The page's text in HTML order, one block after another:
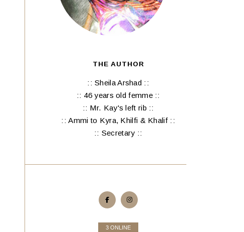
THE AUTHOR
:: Sheila Arshad ::
:: 46 years old femme ::
:: Mr. Kay's left rib ::
:: Ammi to Kyra, Khilfi & Khalif ::
:: Secretary ::
3 ONLINE